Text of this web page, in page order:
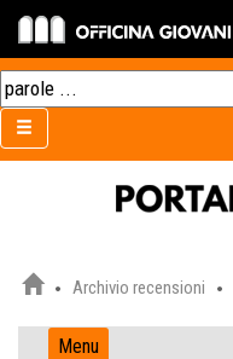
Archivio recensioni
Menu